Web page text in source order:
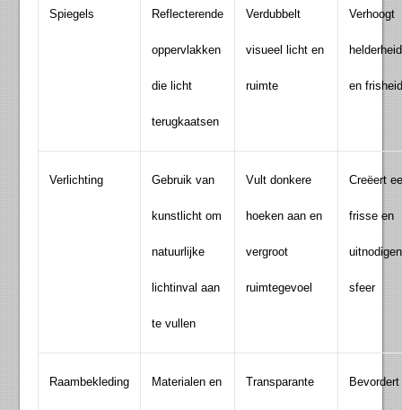
Spiegels Reflecterende
oppervlakken
die licht
terugkaatsen
Verdubbelt
visueel licht en
ruimte
Verhoogt
helderheid
en
Verlichting Gebruik van
kunstlicht om
natuurlijke
lichtinval aan
te vullen
Vult donkere
hoeken aan en
vergroot
ruimtegevoel
Creëert
frisse en
sfeer
Raambekleding Materialen en Transparante Bevordert